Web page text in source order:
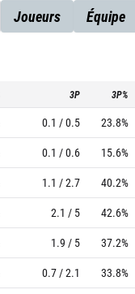
Joueurs Équipe
3P 3P%
0.1 / 0.5 23.8%
0.1 / 0.6 15.6%
1.1 / 2.7 40.2%
2.1 / 5 42.6%
1.9 / 5 37.2%
0.7 / 2.1 33.8%